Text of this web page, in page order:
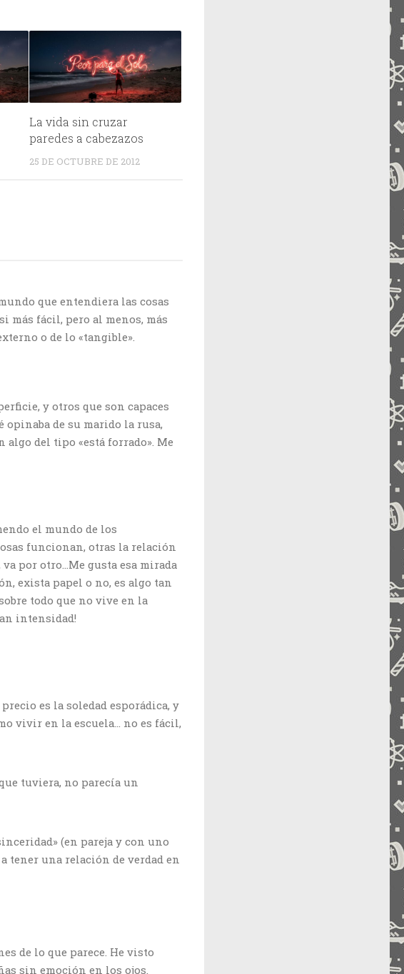
La vida sin cruzar
paredes a cabezazos
25 DE OCTUBRE DE 2012
que entendiera las cosas
más fácil, pero al menos, más
o de lo «tangible».
y otros que son capaces
opinaba de su marido la rusa,
algo del tipo «está forrado». Me
el mundo de los
funcionan, otras la relación
por otro…Me gusta esa mirada
exista papel o no, es algo tan
todo que no vive en la
intensidad!
es la soledad esporádica, y
vivir en la escuela… no es fácil,
tuviera, no parecía un
(en pareja y con uno
tener una relación de verdad en
de lo que parece. He visto
sin emoción en los ojos.